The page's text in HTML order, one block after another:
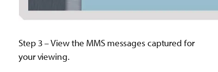
Step 3 – View the MMS messages captured for
your viewing.